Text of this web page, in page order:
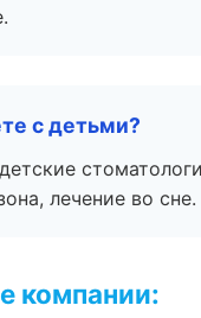
с детьми?
лечение во сне.
компании: